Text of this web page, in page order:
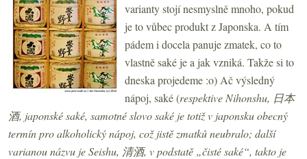
varianty stojí nesmyslně mnoho, pokud
je to vůbec produkt z Japonska. A tím
pádem i docela panuje zmatek, co to
vlastně saké je a jak vzniká. Takže si to
dneska projedeme :o) Ač výsledný
nápoj, saké (respektive Nihonshu, 日本
酒, japonské saké, samotné slovo saké je totiž v japonsku obecný
termín pro alkoholický nápoj, což jistě zmatků neubralo; další
varianou názvu je Seishu, 清酒, v podstatě „čisté saké“, takto je